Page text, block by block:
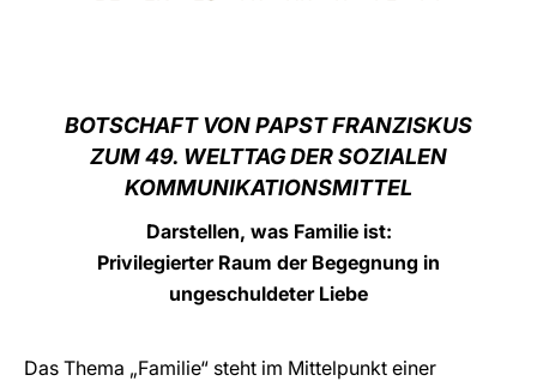
BOTSCHAFT VON PAPST FRANZISKUS
ZUM 49. WELTTAG DER SOZIALEN
KOMMUNIKATIONSMITTEL
Darstellen, was Familie ist:
Privilegierter Raum der Begegnung in
ungeschuldeter Liebe
Das Thema „Familie“ steht im Mittelpunkt einer